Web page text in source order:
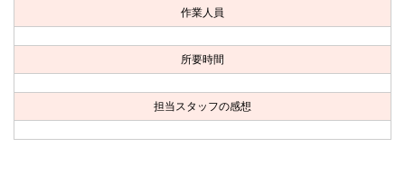
お客様の声
お問い合わせ
会社概要
作業人員
所要時間
担当スタッフの感想